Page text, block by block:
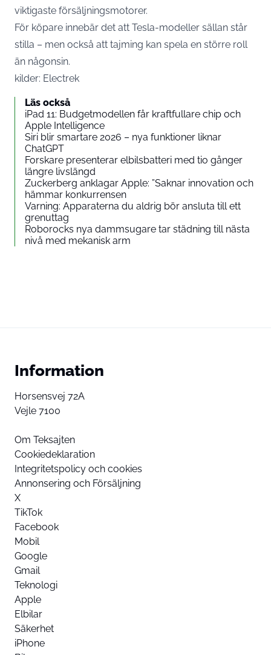
viktigaste försäljningsmotorer.
För köpare innebär det att Tesla-modeller sällan står
stilla – men också att tajming kan spela en större roll
än någonsin.
kilder: Electrek
Läs också
iPad 11: Budgetmodellen får kraftfullare chip och
Apple Intelligence
Siri blir smartare 2026 – nya funktioner liknar
ChatGPT
Forskare presenterar elbilsbatteri med tio gånger
längre livslängd
Zuckerberg anklagar Apple: ”Saknar innovation och
hämmar konkurrensen
Varning: Apparaterna du aldrig bör ansluta till ett
grenuttag
Roborocks nya dammsugare tar städning till nästa
nivå med mekanisk arm
Information
Horsensvej 72A
Vejle 7100
Om Teksajten
Cookiedeklaration
Integritetspolicy och cookies
Annonsering och Försäljning
X
TikTok
Facebook
Mobil
Google
Gmail
Teknologi
Apple
Elbilar
Säkerhet
iPhone